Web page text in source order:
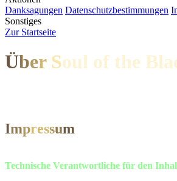
Danksagungen Datenschutzbestimmungen I
Sonstiges
Zur Startseite
Über Soul of the
Impressum
Technische Verantwortliche für den